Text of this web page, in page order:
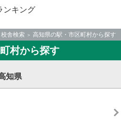
ンキング
校舎検索 高知県の駅・市区町村から探す
村から探す
知県